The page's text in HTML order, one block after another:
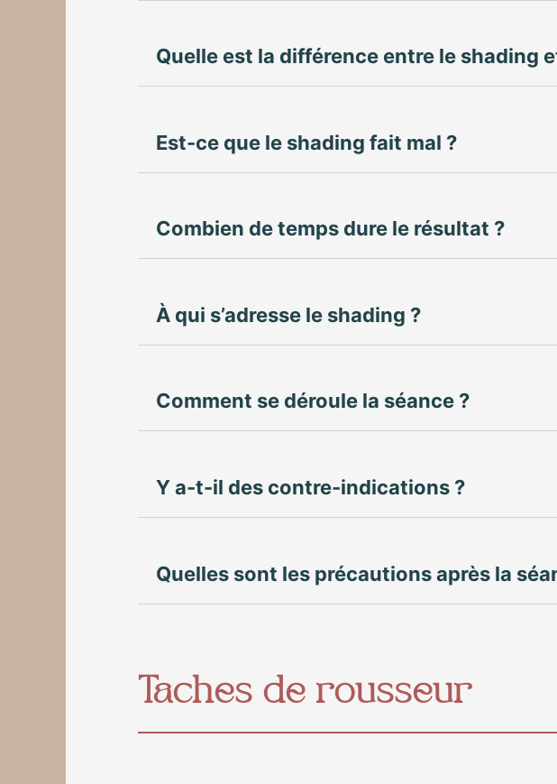
Quelle est la différence entre le shading
Est-ce que le shading fait mal ?
Combien de temps dure le résultat ?
À qui s’adresse le shading ?
Comment se déroule la séance ?
Y a-t-il des contre-indications ?
Quelles sont les précautions après la
Taches de rousseur